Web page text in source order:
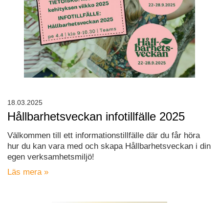
Hållbarhetsveckan infotillfälle 2025
Välkommen till ett informationstillfälle där du får höra
hur du kan vara med och skapa Hållbarhetsveckan i din
egen verksamhetsmiljö!
Läs mera »
18.03.2025